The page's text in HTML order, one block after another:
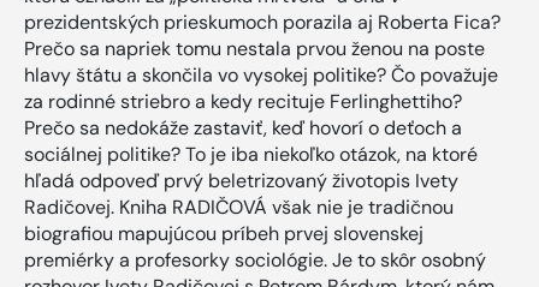
prezidentských prieskumoch porazila aj Roberta Fica?
Prečo sa napriek tomu nestala prvou ženou na poste
hlavy štátu a skončila vo vysokej politike? Čo považuje
za rodinné striebro a kedy recituje Ferlinghettiho?
Prečo sa nedokáže zastaviť, keď hovorí o deťoch a
sociálnej politike? To je iba niekoľko otázok, na ktoré
hľadá odpoveď prvý beletrizovaný životopis Ivety
Radičovej. Kniha RADIČOVÁ však nie je tradičnou
biografiou mapujúcou príbeh prvej slovenskej
premiérky a profesorky sociológie. Je to skôr osobný